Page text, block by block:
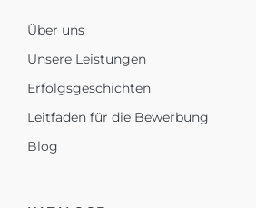
Über uns
Unsere Leistungen
Erfolgsgeschichten
Leitfaden für die Bewerbung
Blog